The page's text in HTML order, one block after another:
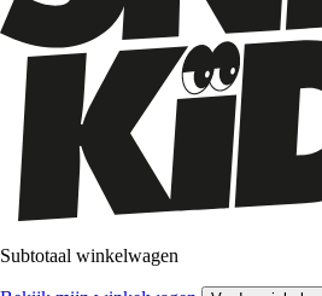
Subtotaal winkelwagen